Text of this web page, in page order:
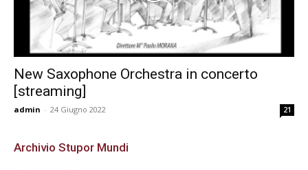
New Saxophone Orchestra in concerto
[streaming]
admin - 24 Giugno 2022 21
Archivio Stupor Mundi